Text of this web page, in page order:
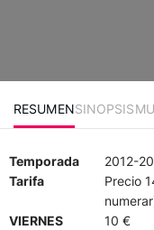
RESUMENSINOPSIS
Temporada
2012-
Tarifa
Precio
VIERNES
10 €